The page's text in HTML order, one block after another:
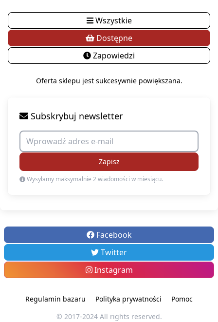
Wszystkie
Dostępne
Zapowiedzi
Oferta sklepu jest sukcesywnie powiększana.
Subskrybuj newsletter
Zapisz
Wysyłamy maksymalnie 2 wiadomości w miesiącu.
Facebook
Twitter
Instagram
Regulamin bazaru Polityka prywatności
Pomoc
© 2017-2024 All rights reserved.